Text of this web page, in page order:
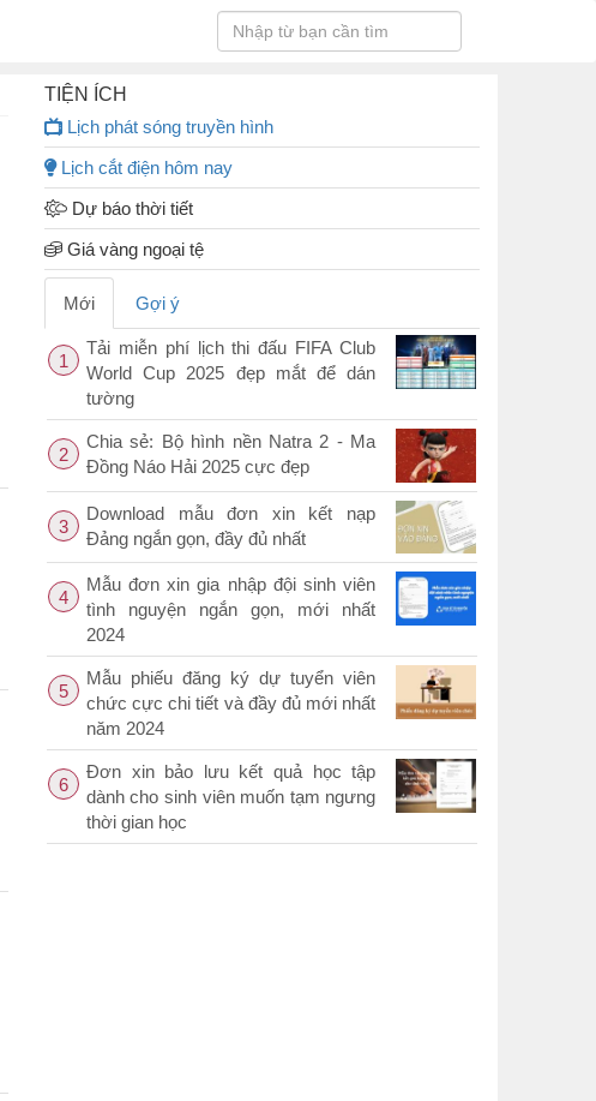
TIỆN ÍCH
Lịch phát sóng truyền hình
Lịch cắt điện hôm nay
Dự báo thời tiết
Giá vàng ngoại tệ
Mới Gợi ý
1
Tải miễn phí lịch thi đấu FIFA Club
World Cup 2025 đẹp mắt để dán
tường
2
Chia sẻ: Bộ hình nền Natra 2 - Ma
Đồng Náo Hải 2025 cực đẹp
3
Download mẫu đơn xin kết nạp
Đảng ngắn gọn, đầy đủ nhất
4
Mẫu đơn xin gia nhập đội sinh viên
tình nguyện ngắn gọn, mới nhất
2024
5
Mẫu phiếu đăng ký dự tuyển viên
chức cực chi tiết và đầy đủ mới nhất
năm 2024
6
Đơn xin bảo lưu kết quả học tập
dành cho sinh viên muốn tạm ngưng
thời gian học